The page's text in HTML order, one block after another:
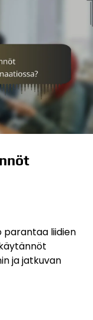
parantaa liidien
ja jatkuvan